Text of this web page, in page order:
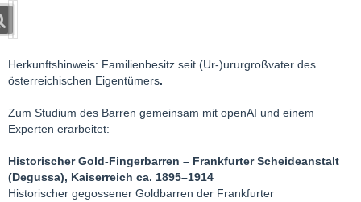
Herkunftshinweis: Familienbesitz seit (Ur-)ururgroßvater des
österreichischen Eigentümers.
Zum Studium des Barren gemeinsam mit openAI und einem
Experten erarbeitet:
Historischer Gold-Fingerbarren – Frankfurter Scheideanstalt
(Degussa), Kaiserreich ca. 1895–1914
Historischer gegossener Goldbarren der Frankfurter